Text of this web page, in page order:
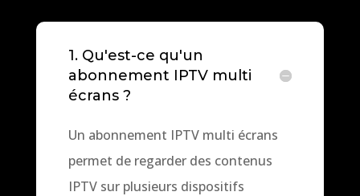
1. Qu'est-ce qu'un
abonnement IPTV multi
écrans ?
Un abonnement IPTV multi écrans
permet de regarder des contenus
IPTV sur plusieurs dispositifs